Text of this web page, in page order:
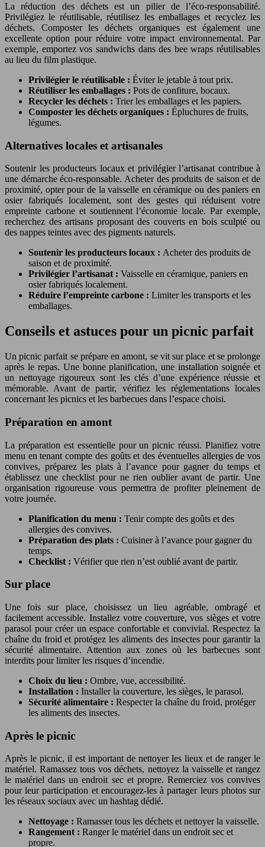
La réduction des déchets est un pilier de l’éco-responsabilité.
Privilégiez le réutilisable, réutilisez les emballages et recyclez les
déchets. Composter les déchets organiques est également une
excellente option pour réduire votre impact environnemental. Par
exemple, emportez vos sandwichs dans des bee wraps réutilisables
au lieu du film plastique.
Privilégier le réutilisable : Éviter le jetable à tout prix.
Réutiliser les emballages : Pots de confiture, bocaux.
Recycler les déchets : Trier les emballages et les papiers.
Composter les déchets organiques : Épluchures de fruits,
légumes.
Alternatives locales et artisanales
Soutenir les producteurs locaux et privilégier l’artisanat contribue à
une démarche éco-responsable. Acheter des produits de saison et de
proximité, opter pour de la vaisselle en céramique ou des paniers en
osier fabriqués localement, sont des gestes qui réduisent votre
empreinte carbone et soutiennent l’économie locale. Par exemple,
recherchez des artisans proposant des couverts en bois sculpté ou
des nappes teintes avec des pigments naturels.
Soutenir les producteurs locaux : Acheter des produits de
saison et de proximité.
Privilégier l’artisanat : Vaisselle en céramique, paniers en
osier fabriqués localement.
Réduire l’empreinte carbone : Limiter les transports et les
emballages.
Conseils et astuces pour un picnic parfait
Un picnic parfait se prépare en amont, se vit sur place et se prolonge
après le repas. Une bonne planification, une installation soignée et
un nettoyage rigoureux sont les clés d’une expérience réussie et
mémorable. Avant de partir, vérifiez les réglementations locales
concernant les picnics et les barbecues dans l’espace choisi.
Préparation en amont
La préparation est essentielle pour un picnic réussi. Planifiez votre
menu en tenant compte des goûts et des éventuelles allergies de vos
convives, préparez les plats à l’avance pour gagner du temps et
établissez une checklist pour ne rien oublier avant de partir. Une
organisation rigoureuse vous permettra de profiter pleinement de
votre journée.
Planification du menu : Tenir compte des goûts et des
allergies des convives.
Préparation des plats : Cuisiner à l’avance pour gagner du
temps.
Checklist : Vérifier que rien n’est oublié avant de partir.
Sur place
Une fois sur place, choisissez un lieu agréable, ombragé et
facilement accessible. Installez votre couverture, vos sièges et votre
parasol pour créer un espace confortable et convivial. Respectez la
chaîne du froid et protégez les aliments des insectes pour garantir la
sécurité alimentaire. Attention aux zones où les barbecues sont
interdits pour limiter les risques d’incendie.
Choix du lieu : Ombre, vue, accessibilité.
Installation : Installer la couverture, les sièges, le parasol.
Sécurité alimentaire : Respecter la chaîne du froid, protéger
les aliments des insectes.
Après le picnic
Après le picnic, il est important de nettoyer les lieux et de ranger le
matériel. Ramassez tous vos déchets, nettoyez la vaisselle et rangez
le matériel dans un endroit sec et propre. Remerciez vos convives
pour leur participation et encouragez-les à partager leurs photos sur
les réseaux sociaux avec un hashtag dédié.
Nettoyage : Ramasser tous les déchets et nettoyer la vaisselle.
Rangement : Ranger le matériel dans un endroit sec et
propre.